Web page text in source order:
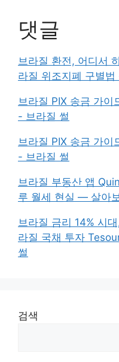
댓글
브라질 환전, 어디서
라질 위조지폐 구별
브라질 PIX 송금 가이
- 브라질 썰
브라질 PIX 송금 가이
- 브라질 썰
브라질 부동산 앱
루 월세 현실 — 살아
브라질 금리 14% 시
라질 국채 투자
썰
검색